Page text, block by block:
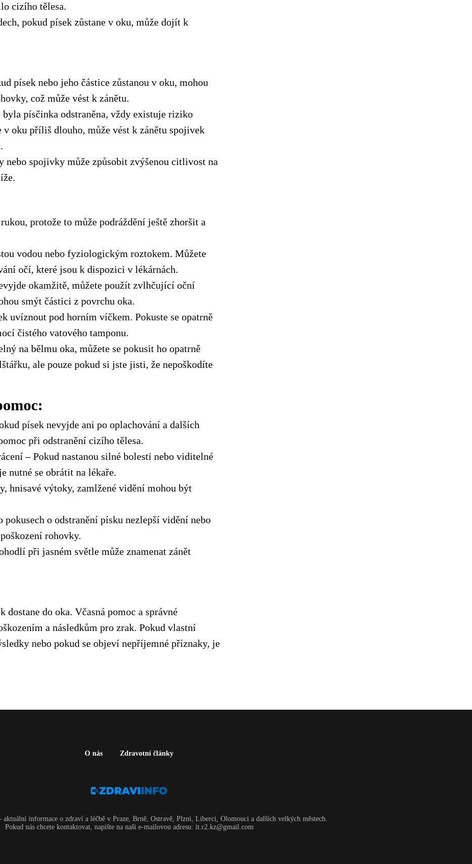
cizího tělesa.
pokud písek zůstane v oku, může dojít k
písek nebo jeho částice zůstanou v oku, mohou
což může vést k zánětu.
písčinka odstraněna, vždy existuje riziko
v oku příliš dlouho, může vést k zánětu spojivek
nebo spojivky může způsobit zvýšenou citlivost na
protože to může podráždění ještě zhoršit a
vodou nebo fyziologickým roztokem. Můžete
očí, které jsou k dispozici v lékárnách.
okamžitě, můžete použít zvlhčující oční
smýt částici z povrchu oka.
uvíznout pod horním víčkem. Pokuste se opatrně
čistého vatového tamponu.
na bělmu oka, můžete se pokusit ho opatrně
ale pouze pokud si jste jisti, že nepoškodíte
písek nevyjde ani po oplachování a dalších
při odstranění cizího tělesa.
– Pokud nastanou silné bolesti nebo viditelné
nutné se obrátit na lékaře.
hnisavé výtoky, zamlžené vidění mohou být
pokusech o odstranění písku nezlepší vidění nebo
rohovky.
při jasném světle může znamenat zánět
do oka. Včasná pomoc a správné
a následkům pro zrak. Pokud vlastní
nebo pokud se objeví nepříjemné příznaky, je
O nás Zdravotní články
aktuální informace o zdraví a léčbě v Praze, Brně, Ostravě, Plzni, Liberci, Olomouci a dalších velkých městech.
Pokud nás chcete kontaktovat, napište na naši e-mailovou adresu: it.r2.kz@gmail.com